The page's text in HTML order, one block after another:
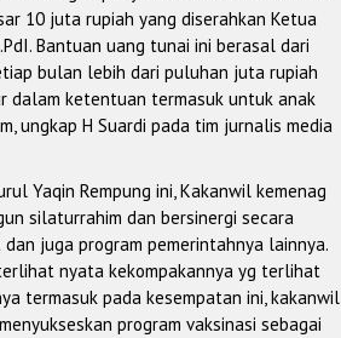
10 juta rupiah yang diserahkan Ketua
Bantuan uang tunai ini berasal dari
bulan lebih dari puluhan juta rupiah
dalam ketentuan termasuk untuk anak
ungkap H Suardi pada tim jurnalis media
Yaqin Rempung ini, Kakanwil kemenag
silaturrahim dan bersinergi secara
juga program pemerintahnya lainnya.
nyata kekompakannya yg terlihat
termasuk pada kesempatan ini, kakanwil
program vaksinasi sebagai